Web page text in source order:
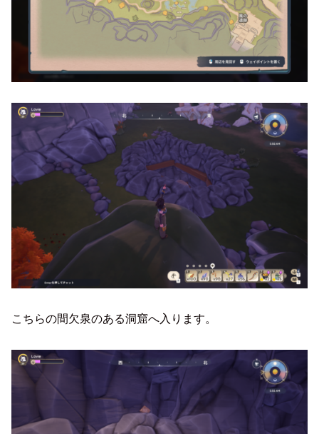
こちらの間欠泉のある洞窟へ入ります。